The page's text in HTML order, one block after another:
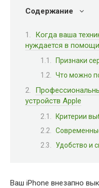
Содержание
Когда ваша
нуждается в помощи
Признаки
Что можно
устройств Apple
Критерии
Удобство и
Ваш iPhone внезапно